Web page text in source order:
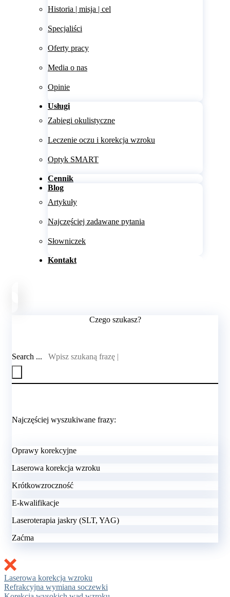
Historia | misja | cel
Specjaliści
Oferty pracy
Media o nas
Opinie
Usługi
Zabiegi okulistyczne
Leczenie oczu i korekcja wzroku
Optyk SMART
Cennik
Blog
Artykuły
Najczęściej zadawane pytania
Słowniczek
Kontakt
Czego szukasz?
Search ...
Najczęściej wyszukiwane frazy:
Oprawy korekcyjne
Laserowa korekcja wzroku
Krótkowzroczność
E-kwalifikacje
Laseroterapia jaskry (SLT, YAG)
Zaćma
Laserowa korekcja wzroku
Refrakcyjna wymiana soczewki